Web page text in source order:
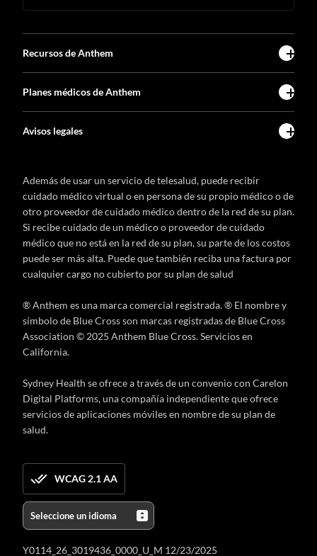
Recursos de Anthem
Planes médicos de Anthem
Avisos legales
Además de usar un servicio de telesalud, puede recibir
cuidado médico virtual o en persona de su propio médico o de
otro proveedor de cuidado médico dentro de la red de su plan.
Si recibe cuidado de un médico o proveedor de cuidado
médico que no está en la red de su plan, su parte de los costos
puede ser más alta. Puede que también reciba una factura por
cualquier cargo no cubierto por su plan de salud
® Anthem es una marca comercial registrada. ® El nombre y
símbolo de Blue Cross son marcas registradas de Blue Cross
Association © 2025 Anthem Blue Cross. Servicios en
California.
Sydney Health se ofrece a través de un convenio con Carelon
Digital Platforms, una compañía independiente que ofrece
servicios de aplicaciones móviles en nombre de su plan de
salud.
WCAG 2.1 AA
Y0114_26_3019436_0000_U_M 12/23/2025